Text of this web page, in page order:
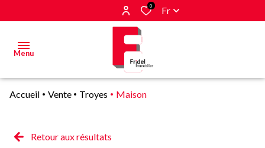
0 Fr
Menu
Estimer
Accueil Vente Troyes Maison
Retour aux résultats